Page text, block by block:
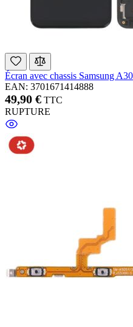
Écran avec chassis Samsung
EAN: 3701671414888
49,90 € TTC
RUPTURE